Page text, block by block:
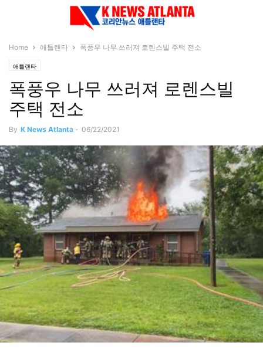
Home 애틀랜타 폭풍우 나무 쓰러져 로렌스빌 주택 전소
애틀랜타
폭풍우 나무 쓰러져 로렌스빌
주택 전소
By K News Atlanta - 06/22/2021